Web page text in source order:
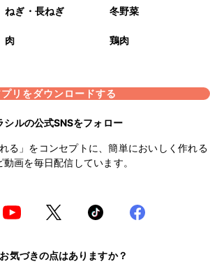
ねぎ・長ねぎ 冬野菜
肉 鶏肉
リをダウンロードする
シルの公式SNSをフォロー
る」をコンセプトに、簡単においしく作れる
動画を毎日配信しています。
気づきの点はありますか？